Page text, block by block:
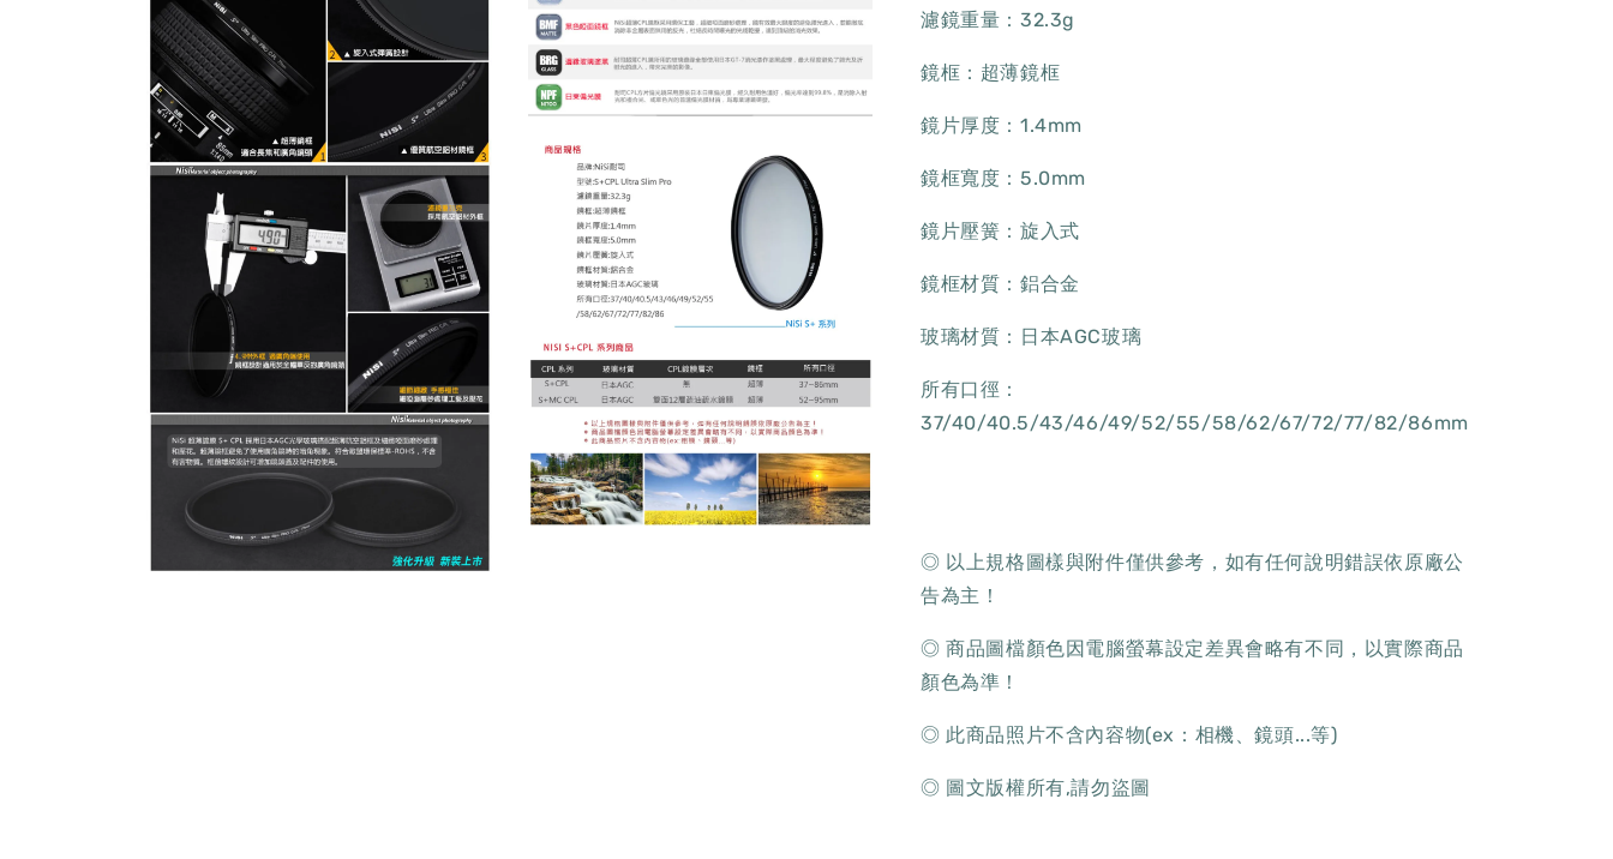
濾鏡重量：32.3g
鏡框：超薄鏡框
鏡片厚度：1.4mm
鏡框寬度：5.0mm
鏡片壓簧：旋入式
鏡框材質：鋁合金
玻璃材質：日本AGC玻璃
所有口徑：
37/40/40.5/43/46/49/52/55/58/62/67/72/77/82/86mm
◎ 以上規格圖樣與附件僅供參考，如有任何說明錯誤依原廠公
告為主！
◎ 商品圖檔顏色因電腦螢幕設定差異會略有不同，以實際商品
顏色為準！
◎ 此商品照片不含內容物(ex：相機、鏡頭...等)
◎ 圖文版權所有,請勿盜圖